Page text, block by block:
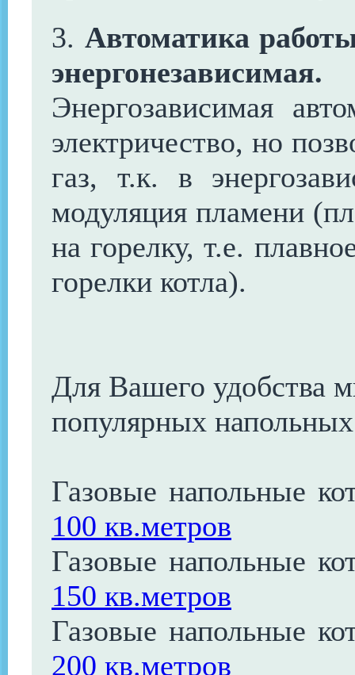
3. Автоматика
энергонезависимая.
Энергозависимая
электричество, но
газ, т.к. в
модуляция пламени
на горелку, т.е.
горелки котла).
Для Вашего удобства
популярных
Газовые напольные
100 кв.метров
Газовые напольные
150 кв.метров
Газовые напольные
200 кв.метров